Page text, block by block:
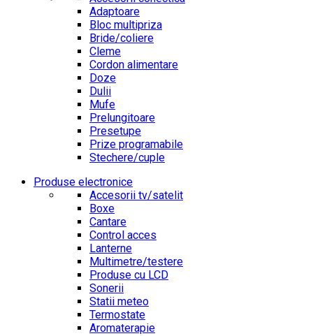
Adaptoare
Bloc multipriza
Bride/coliere
Cleme
Cordon alimentare
Doze
Dulii
Mufe
Prelungitoare
Presetupe
Prize programabile
Stechere/cuple
Produse electronice
Accesorii tv/satelit
Boxe
Cantare
Control acces
Lanterne
Multimetre/testere
Produse cu LCD
Sonerii
Statii meteo
Termostate
Aromaterapie